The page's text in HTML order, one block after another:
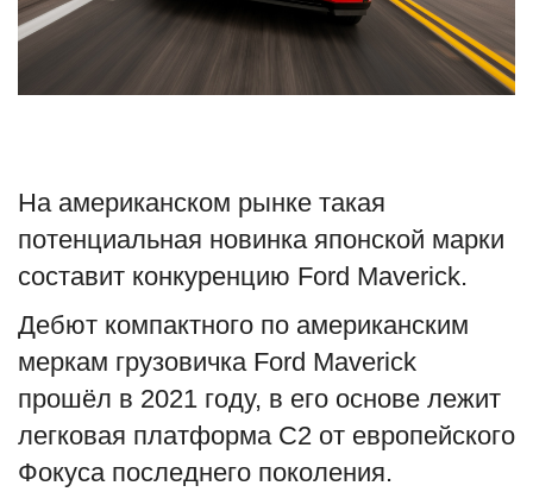
Недвижимость
Образование
Шоу-бизнес
В мире
Россия
Язык
На американском рынке такая
потенциальная новинка японской марки
составит конкуренцию Ford Maverick.
Дебют компактного по американским
меркам грузовичка Ford Maverick
прошёл в 2021 году, в его основе лежит
легковая платформа C2 от европейского
Фокуса последнего поколения.